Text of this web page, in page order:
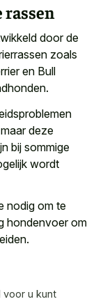
door de
zoals
en Bull
, maardeze
bij sommige
wordt
nodig om te
hondenvoer om
voor u kunt